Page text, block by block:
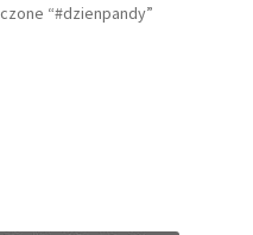
“#dzienpandy”